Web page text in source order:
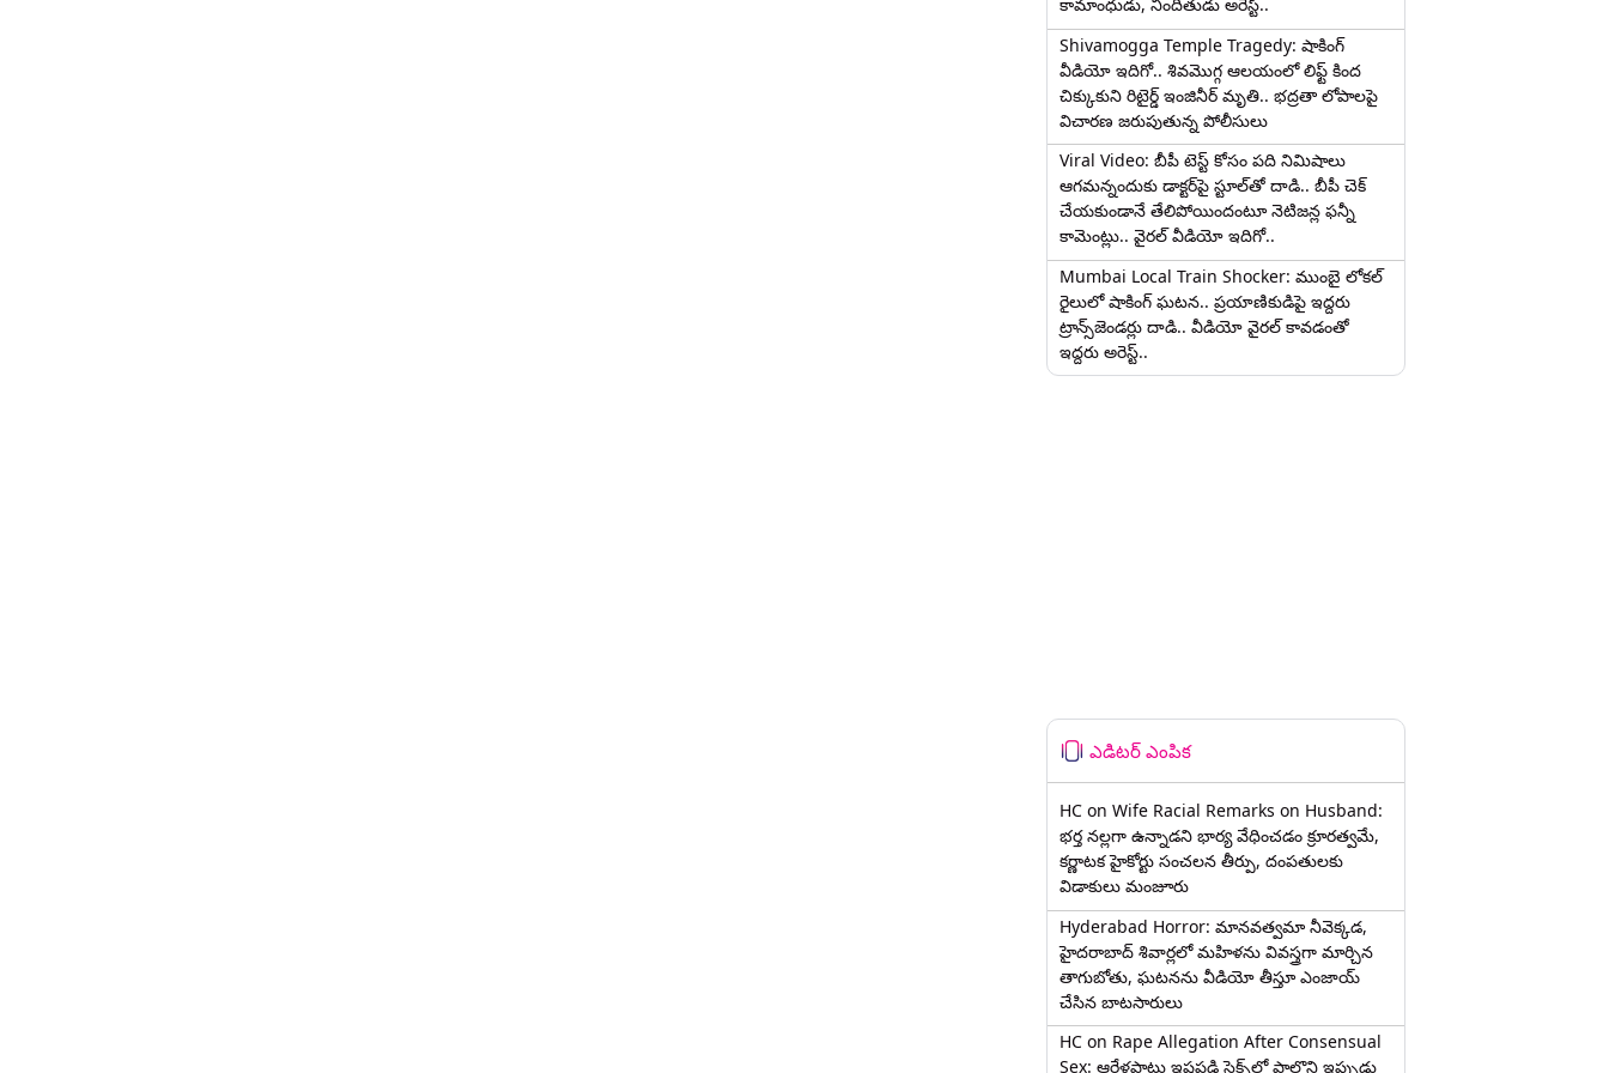
Shivamogga Temple Tragedy: షాకింగ్
వీడియో ఇదిగో.. శివమొగ్గ ఆలయంలో లిఫ్ట్ కింద
చిక్కుకుని రిటైర్డ్ ఇంజినీర్ మృతి.. భద్రతా లోపాలపై
విచారణ జరుపుతున్న పోలీసులు
Viral Video: బీపీ టెస్ట్‌ కోసం పది నిమిషాలు
ఆగమన్నందుకు డాక్టర్‌పై స్టూల్‌తో దాడి.. బీపీ చెక్
చేయకుండానే తేలిపోయిందంటూ నెటిజన్ల ఫన్నీ
కామెంట్లు.. వైరల్ వీడియో ఇదిగో..
Mumbai Local Train Shocker: ముంబై లోకల్
రైలులో షాకింగ్ ఘటన.. ప్రయాణికుడిపై ఇద్దరు
ట్రాన్స్‌జెండర్లు దాడి.. వీడియో వైరల్ కావడంతో
ఇద్దరు అరెస్ట్..
ఎడిటర్ ఎంపిక
HC on Wife Racial Remarks on Husband:
భర్త న‌ల్ల‌గా ఉన్నాడ‌ని భార్య వేధించ‌డం క్రూర‌త్వ‌మే,
కర్ణాటక హైకోర్టు సంచలన తీర్పు, దంపతులకు
విడాకులు మంజూరు
Hyderabad Horror: మానవత్వమా నీవెక్కడ,
హైదరాబాద్ శివార్లలో మహిళను వివస్త్రగా మార్చిన
తాగుబోతు, ఘటనను వీడియో తీస్తూ ఎంజాయ్
చేసిన బాటసారులు
HC on Rape Allegation After Consensual
Sex: ఆరేళ్లపాటు ఇష్టపడి సెక్స్‌లో పాల్గొని ఇప్పుడు